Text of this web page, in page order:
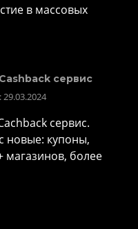
в массовых
сервис
сервис.
новые: купоны,
магазинов, более